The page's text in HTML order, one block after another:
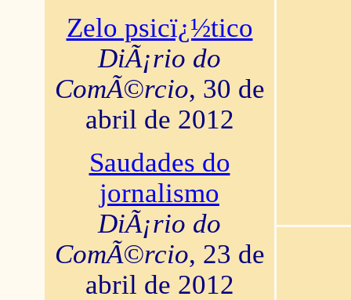
Zelo psicï¿½tico
DiÃ¡rio do
ComÃ©rcio, 30 de
abril de 2012
Saudades do
jornalismo
DiÃ¡rio do
ComÃ©rcio, 23 de
abril de 2012